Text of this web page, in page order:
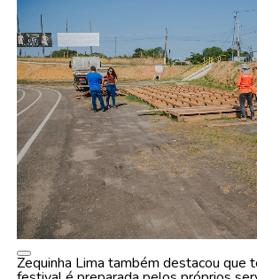
Zequinha Lima também destacou que